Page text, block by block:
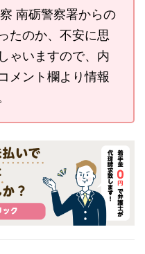
南砺警察署からの
たのか、不安に思
ゃいますので、内
メント欄より情報